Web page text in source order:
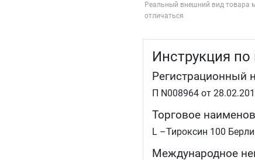
Реальный внешний вид товара
отличаться
Инструкция
Регистрационный
П N008964 от
Торговое
L –Тироксин 100
Международное